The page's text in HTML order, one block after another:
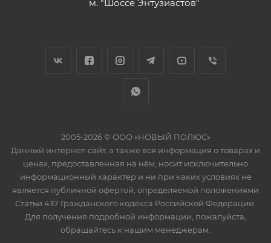
м. "Шоссе Энтузиастов"
2005-2026 © ООО «НОВЫЙ ПОЛЮС»
Данный интернет-сайт, а также вся информация о товарах и
ценах, предоставленная на нём, носит исключительно
информационный характер и ни при каких условиях не
является публичной офертой, определяемой положениями
Статьи 437 Гражданского кодекса Российской Федерации.
Для получения подробной информации, пожалуйста,
обращайтесь к нашим менеджерам.